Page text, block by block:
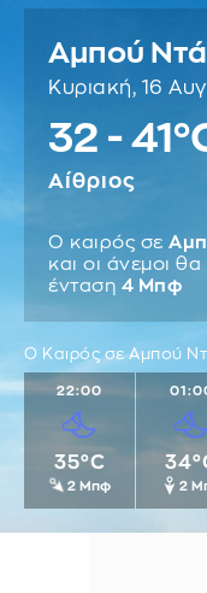
Αμπού
Κυριακή, 16
32 -
Αίθριος
Ο καιρός σε
και οι άνεμοι θα
ένταση 4 Μπφ
Ο Καιρός σε Αμπού
22:00
35°C
2 Μπφ 2